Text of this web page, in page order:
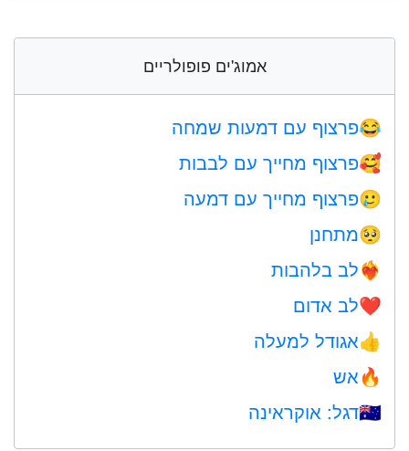
אמוג'ים פופולריים
😂פרצוף עם דמעות שמחה
🥰פרצוף מחייך עם לבבות
🥲פרצוף מחייך עם דמעה
🥺מתחנן
❤️‍🔥לב בלהבות
❤️לב אדום
👍אגודל למעלה
🔥אש
🇺🇦דגל: אוקראינה